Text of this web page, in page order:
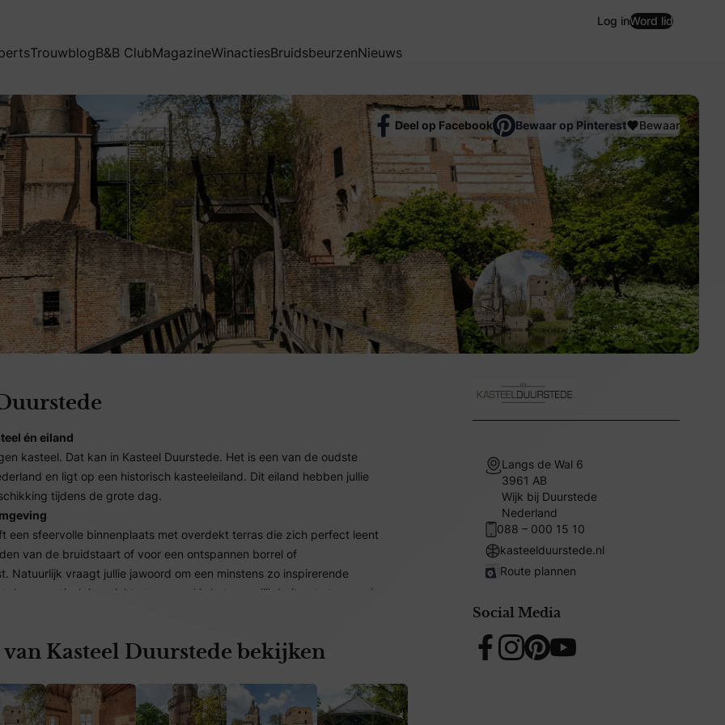
Log inWord lid
TrouwblogB&B ClubMagazineWinactiesBruidsbeurzenNieuws
Deel op Facebook Bewaar op Pinterest Bewaar
van Kasteel Duurstede bekijken
én eiland
kasteel. Dat kan in Kasteel Duurstede. Het is een van de oudste
en ligt op een historisch kasteeleiland. Dit eiland hebben jullie
tijdens de grote dag.
een sfeervolle binnenplaats met overdekt terras die zich perfect leent
van de bruidstaart of voor een ontspannen borrel of
Natuurlijk vraagt jullie jawoord om een minstens zo inspirerende
de romantisch ingerichte trouwzaal is het mogelijk buiten te trouwen!
het kasteel tot de verbeelding. Gewelfde plafonds, historische
het kasteel beschikt over meerdere zalen voor kleine én grote
is er bovendien altijd een passende ruimte voor elke activiteit tijdens jullie
Langs de Wal 6
3961 AB
Wijk bij Duurstede
Nederland
088 – 000 15 10
kasteelduurstede.nl
Route plannen
Social Media
Facebook
Instagram
Pinterest
YouTube